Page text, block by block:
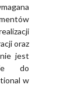
oraz
jest
do
w